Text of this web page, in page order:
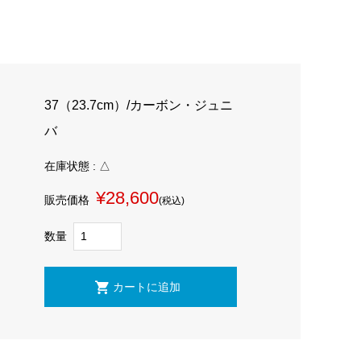
37（23.7cm）/カーボン・ジュニ
バ
在庫状態 : △
販売価格 ¥28,600(税込)
数量